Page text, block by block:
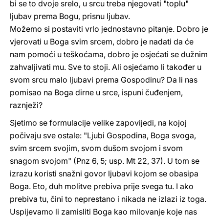
bi se to dvoje srelo, u srcu treba njegovati "toplu"
ljubav prema Bogu, prisnu ljubav.
Možemo si postaviti vrlo jednostavno pitanje. Dobro je
vjerovati u Boga svim srcem, dobro je nadati da će
nam pomoći u teškoćama, dobro je osjećati se dužnim
zahvaljivati mu. Sve to stoji. Ali osjećamo li također u
svom srcu malo ljubavi prema Gospodinu? Da li nas
pomisao na Boga dirne u srce, ispuni čuđenjem,
raznježi?
Sjetimo se formulacije velike zapovijedi, na kojoj
počivaju sve ostale: "Ljubi Gospodina, Boga svoga,
svim srcem svojim, svom dušom svojom i svom
snagom svojom" (Pnz 6, 5; usp. Mt 22, 37). U tom se
izrazu koristi snažni govor ljubavi kojom se obasipa
Boga. Eto, duh molitve prebiva prije svega tu. I ako
prebiva tu, čini to neprestano i nikada ne izlazi iz toga.
Uspijevamo li zamisliti Boga kao milovanje koje nas